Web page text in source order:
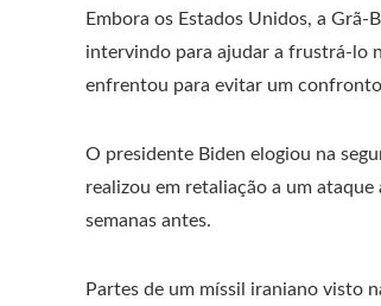
Embora os Estados Unidos, a
intervindo para ajudar a frustrá-lo
enfrentou para evitar um
O presidente Biden elogiou na
realizou em retaliação a um
semanas antes.
Partes de um míssil iraniano visto